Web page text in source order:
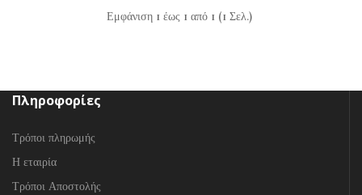
Εμφάνιση 1 έως 1 από 1 (1 Σελ.)
Πληροφορίες
Τρόποι πληρωμής
Η εταιρία
Τρόποι Αποστολής